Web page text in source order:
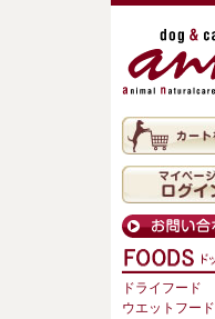
ドライフード
ウエットフード